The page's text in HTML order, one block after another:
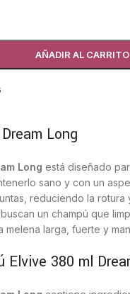
AÑADIR AL CARRITO
Long
Long está diseñado
sano y con un
reduciendo la
un champú que
melena larga, fuerte y
Elvive 380 ml